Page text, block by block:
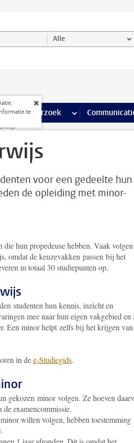
Alle
te
meer Onderwijs pagina’s
Onderzoek meer Onderzoek
voor een gedeelte hun
de opleiding met minor-
hun propedeuse hebben. Vaak volgen
omdat de keuzevakken passen bij het
in totaal 30 studiepunten op.
studenten hun kennis, inzicht en
mee naar hun eigen vakgebied en
Een minor helpt zelfs bij het krijgen van
in dee-Studiegids.
gekozen minor volgen. Ze hoeven
de examencommissie.
willen volgen, hebben toestemming